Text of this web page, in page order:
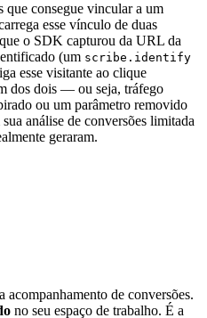
que consegue vincular a um
esse vínculo de duas
que o SDK capturou da URL da
(um scribe.identify
esse visitante ao clique
dos dois — ou seja, tráfego
ou um parâmetro removido
análise de conversões limitada
geraram.
acompanhamento de conversões.
no seu espaço de trabalho. É a